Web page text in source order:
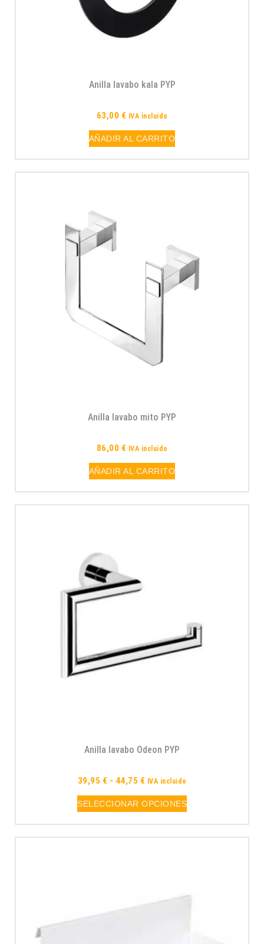
Anilla lavabo kala PYP
63,00 € IVA incluido
AÑADIR AL CARRITO
Anilla lavabo mito PYP
86,00 € IVA incluido
AÑADIR AL CARRITO
Anilla lavabo Odeon PYP
39,95 € - 44,75 € IVA incluido
SELECCIONAR OPCIONES